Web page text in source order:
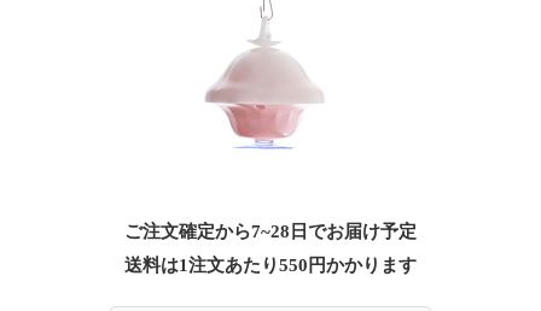
ご注文確定から7~28日でお届け予定
送料は1注文あたり550 円かかります